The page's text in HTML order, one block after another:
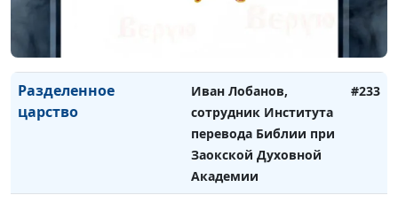
Разделенное
царство
Иван Лобанов,
сотрудник Института
перевода Библии при
Заокской Духовной
Академии
#233